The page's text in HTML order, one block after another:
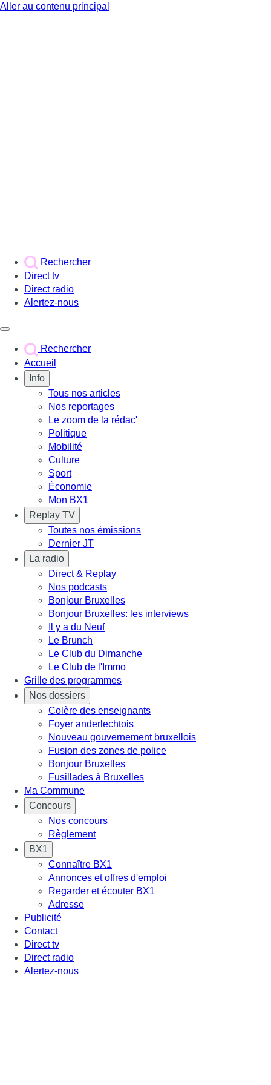
Aller au contenu principal
Rechercher
Direct tv
Direct radio
Alertez-nous
Rechercher
Accueil
Info
Tous nos articles
Nos reportages
Le zoom de la rédac'
Politique
Mobilité
Culture
Sport
Économie
Mon BX1
Replay TV
Toutes nos émissions
Dernier JT
La radio
Direct & Replay
Nos podcasts
Bonjour Bruxelles
Bonjour Bruxelles: les interviews
Il y a du Neuf
Le Brunch
Le Club du Dimanche
Le Club de l'Immo
Grille des programmes
Nos dossiers
Colère des enseignants
Foyer anderlechtois
Nouveau gouvernement bruxellois
Fusion des zones de police
Bonjour Bruxelles
Fusillades à Bruxelles
Ma Commune
Concours
Nos concours
Règlement
BX1
Connaître BX1
Annonces et offres d'emploi
Regarder et écouter BX1
Adresse
Publicité
Contact
Direct tv
Direct radio
Alertez-nous